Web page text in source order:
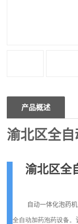
产品概述
渝北区全
渝北区全
自动一体化泡药
全自动加药泡药设备。